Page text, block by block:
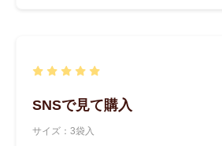
SNSで見て購入
サイズ：3袋入